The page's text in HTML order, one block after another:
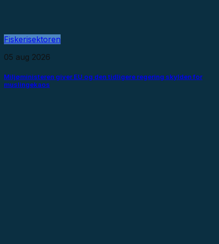
Fiskerisektoren
05 aug 2026
Miljøministeren giver EU og den tidligere regering skylden for
muslingekaos